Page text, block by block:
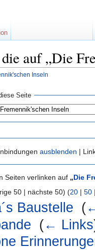
auf „Die
Inseln
Seite
ausblenden |
Seiten verlinken auf „Die
50 | nächste 50) (20 | 50
Baustelle (
(← Links